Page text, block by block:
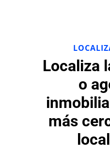
Localiza
o
más